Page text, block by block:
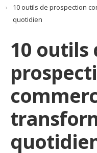
10 outils de prospection
quotidien
10 outils